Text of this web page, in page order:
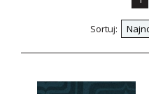
Sortuj: